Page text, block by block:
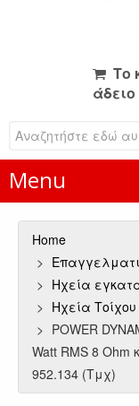
Το
άδειο
Menu
Home
Ηχεία
Ηχεία Τοίχου
POWER
Watt RMS 8
952.134 (Τμχ)